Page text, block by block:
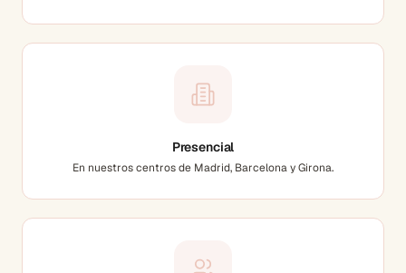
Presencial
En nuestros centros de Madrid, Barcelona y Girona.